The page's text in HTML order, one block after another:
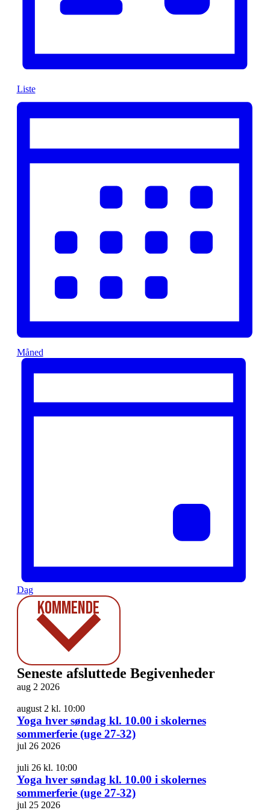
Liste
Måned
Dag
Kommende
dato.
Seneste afsluttede Begivenheder
aug 2 2026
august 2 kl. 10:00
Yoga hver søndag kl. 10.00 i skolernes
sommerferie (uge 27-32)
jul 26 2026
juli 26 kl. 10:00
Yoga hver søndag kl. 10.00 i skolernes
sommerferie (uge 27-32)
jul 25 2026